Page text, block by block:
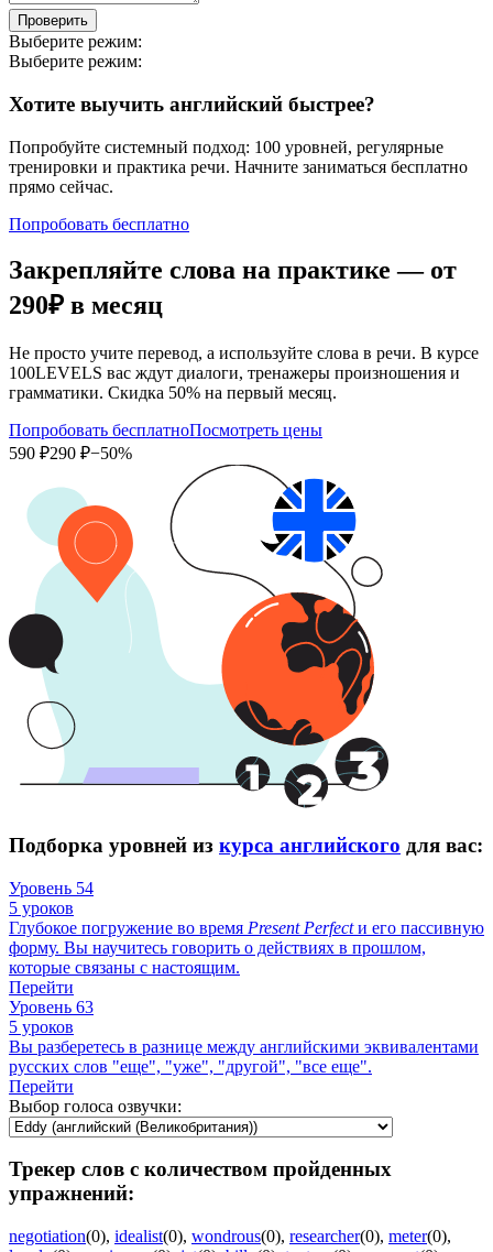
Проверить
Выберите режим:
Выберите режим:
Хотите выучить английский быстрее?
Попробуйте системный подход: 100 уровней, регулярные
тренировки и практика речи. Начните заниматься бесплатно
прямо сейчас.
Попробовать бесплатно
Закрепляйте слова на практике — от
290₽ в месяц
Не просто учите перевод, а используйте слова в речи. В курсе
100LEVELS вас ждут диалоги, тренажеры произношения и
грамматики. Скидка 50% на первый месяц.
Попробовать бесплатноПосмотреть цены
590 ₽290 ₽−50%
Подборка уровней из курса английского для вас:
Уровень 54
5 уроков
Глубокое погружение во время Present Perfectи его пассивную
форму. Вы научитесь говорить о действиях в прошлом,
которые связаны с настоящим.
Перейти
Уровень 63
5 уроков
Вы разберетесь в разнице между английскими эквивалентами
русских слов "еще", "уже", "другой", "все еще".
Перейти
Выбор голоса озвучки:
Трекер слов с количеством пройденных
упражнений:
negotiation(0), idealist(0), wondrous(0), researcher(0), meter(0),